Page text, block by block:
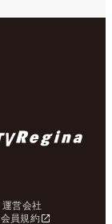
運営会社
会員規約